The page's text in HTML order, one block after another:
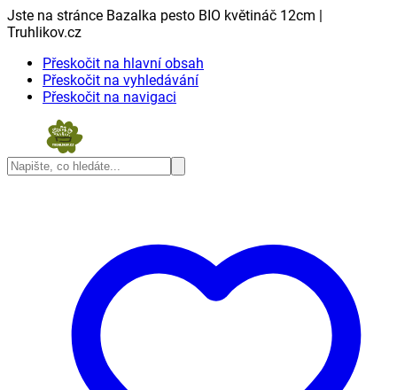
Jste na stránce Bazalka pesto BIO květináč 12cm |
Truhlikov.cz
Přeskočit na hlavní obsah
Přeskočit na vyhledávání
Přeskočit na navigaci